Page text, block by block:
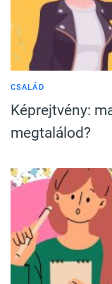
CSALÁD
Képrejtvény:
megtalálod?